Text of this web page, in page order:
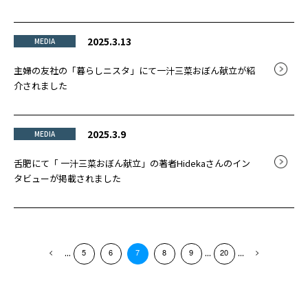
MEDIA 2025.3.13
主婦の友社の「暮らしニスタ」にて一汁三菜おぼん献立が紹
介されました
MEDIA 2025.3.9
舌肥にて「 一汁三菜おぼん献立」の著者Hidekaさんのイン
タビューが掲載されました
... 5 6 7 8 9 ... 20 ...